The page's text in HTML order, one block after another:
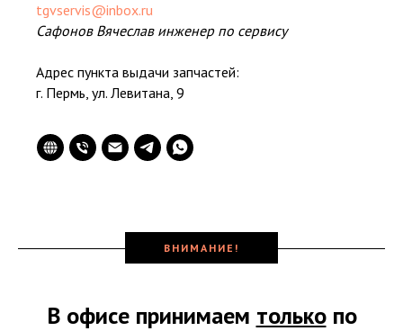
tgvservis@inbox.ru
Сафонов Вячеслав инженер по сервису
Адрес пункта выдачи запчастей:
г. Пермь, ул. Левитана, 9
ВНИМАНИЕ!
В офисе принимаем толькопо